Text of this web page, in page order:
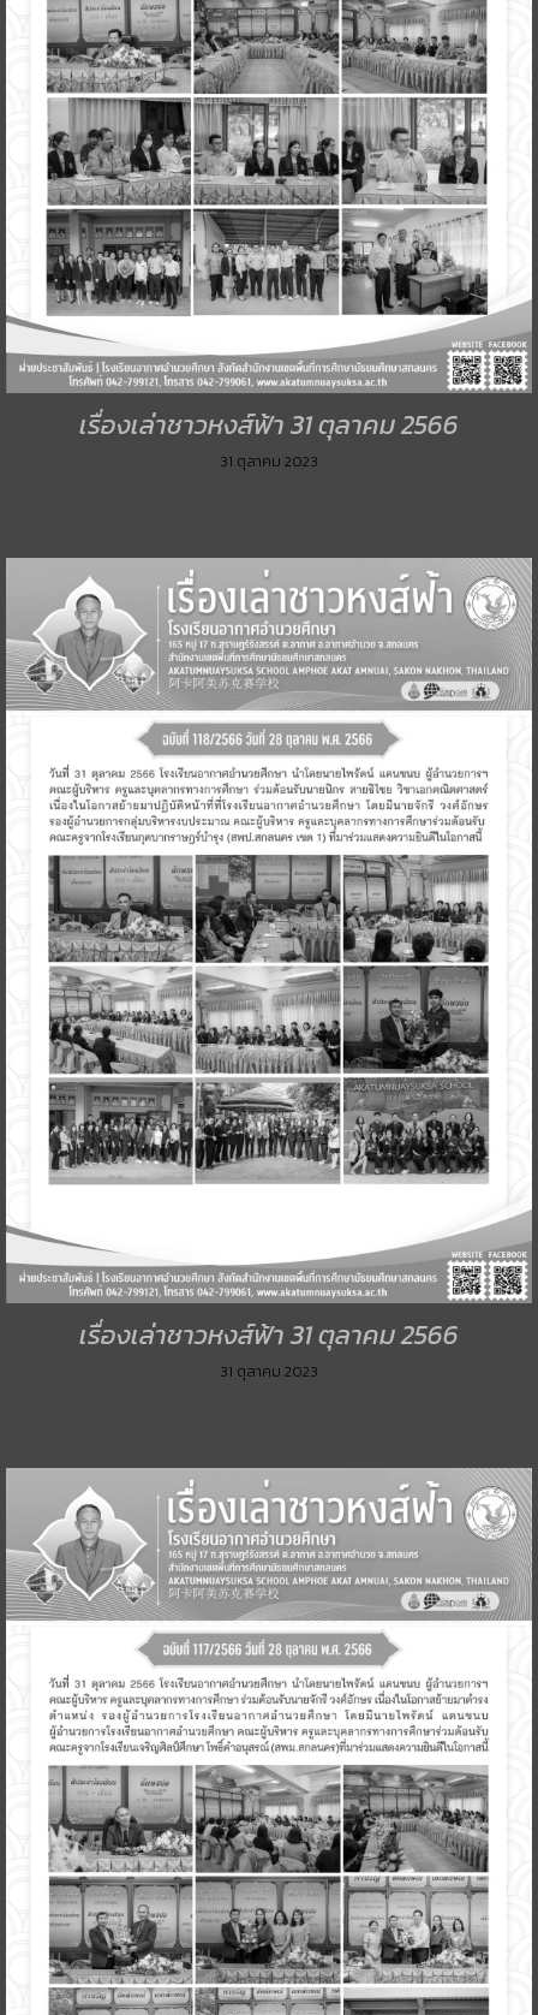
เรื่องเล่าชาวหงส์ฟ้า 31 ตุลาคม 2566
31 ตุลาคม 2023
เรื่องเล่าชาวหงส์ฟ้า 31 ตุลาคม 2566
31 ตุลาคม 2023